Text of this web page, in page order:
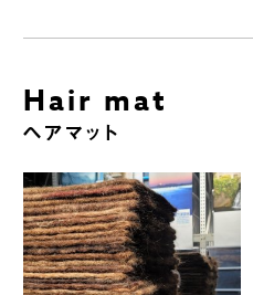
Hair mat
ヘアマット